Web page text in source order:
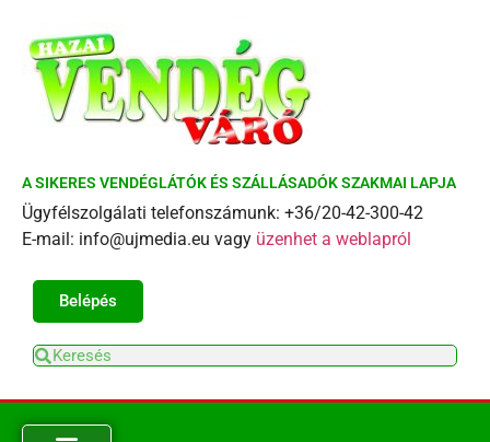
A SIKERES VENDÉGLÁTÓK ÉS SZÁLLÁSADÓK SZAKMAI LAPJA
Ügyfélszolgálati telefonszámunk: +36/20-42-300-42
E-mail: info@ujmedia.eu vagy üzenhet a weblapról
Belépés